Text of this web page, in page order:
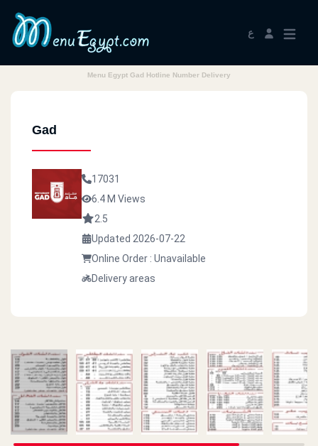
ع
Menu Egypt Gad Hotline Number Delivery
Gad
17031
6.4 M Views
2.5
Updated 2026-07-22
Online Order : Unavailable
Delivery areas